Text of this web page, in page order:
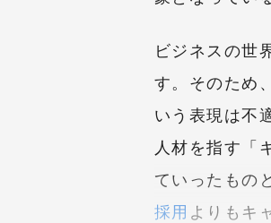
ビジネスの世
す。そのため
いう表現は不
人材を指す「
ていったもの
採用 よりもキ